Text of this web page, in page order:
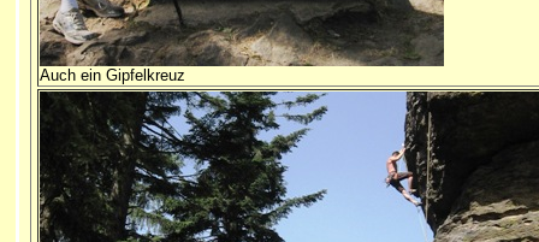
Auch ein Gipfelkreuz